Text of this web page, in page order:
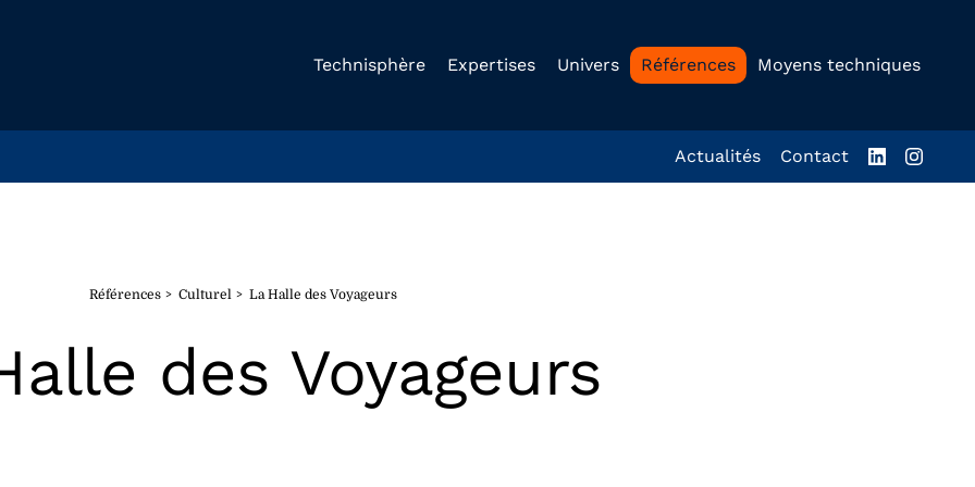
Technisphère Expertises Univers Références Moyens techniques
Actualités Contact
Références Culturel La Halle des Voyageurs
des Voyageurs